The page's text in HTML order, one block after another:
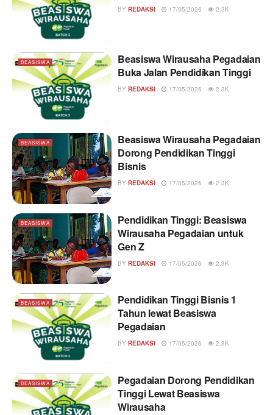
BY REDAKSI 17/05/2026 2.3K
BEASISWA
Beasiswa Wirausaha Pegadaian
Buka Jalan Pendidikan Tinggi
BY REDAKSI 17/05/2026 2.3K
BEASISWA
Beasiswa Wirausaha Pegadaian
Dorong Pendidikan Tinggi
Bisnis
BY REDAKSI 17/05/2026 2.3K
BEASISWA
Pendidikan Tinggi: Beasiswa
Wirausaha Pegadaian untuk
Gen Z
BY REDAKSI 17/05/2026 2.3K
BEASISWA
Pendidikan Tinggi Bisnis 1
Tahun lewat Beasiswa
Pegadaian
BY REDAKSI 17/05/2026 2.3K
BEASISWA
Pegadaian Dorong Pendidikan
Tinggi Lewat Beasiswa
Wirausaha